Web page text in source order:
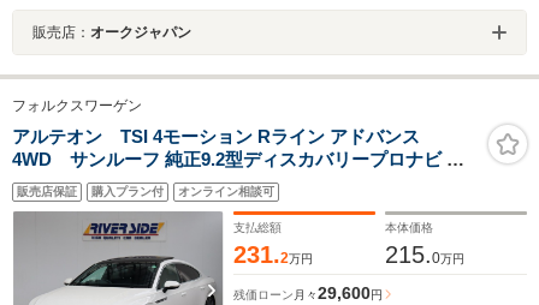
販売店： オークジャパン
フォルクスワーゲン
アルテオン TSI 4モーション Rライン アドバンス
4WD サンルーフ 純正9.2型ディスカバリープロナビ カ
ープレイ ディナウディオ 全方位カメラ ETC 専用レザー
シート LEDライト 20AW スマートキー シートヒーター
パワーシート アダプティブクルコン 当店下取り車
販売店保証 購入プラン付 オンライン相談可
支払総額
231.2万円
本体価格
215.0万円
残価ローン 月々29,600円